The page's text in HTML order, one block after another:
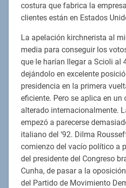
costura que fabrica la
clientes están en Estados
La apelación kirchnerista al
media para conseguir los
que le harían llegar a Scioli al
dejándolo en excelente
presidencia en la primera
eficiente. Pero se aplica en
alterado internacionalmente.
empezó a parecerse
italiano del ‘92. Dilma
comienzo del vacío político a
del presidente del Congreso
Cunha, de pasar a la
del Partido de Movimiento